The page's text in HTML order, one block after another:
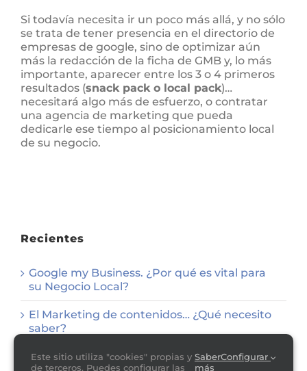
Si todavía necesita ir un poco más allá, y no sólo
se trata de tener presencia en el directorio de
empresas de google, sino de optimizar aún
más la redacción de la ficha de GMB y, lo más
importante, aparecer entre los 3 o 4 primeros
resultados (snack pack o local pack)…
necesitará algo más de esfuerzo, o contratar
una agencia de marketing que pueda
dedicarle ese tiempo al posicionamiento local
de su negocio.
Recientes
Google my Business. ¿Por qué es vital para
su Negocio Local?
El Marketing de contenidos… ¿Qué necesito
saber?
Consejos para la Optimización de imágenes
Este sitio utiliza "cookies" propias y
de terceros. Puedes configurar las
Saber
más
Configurar